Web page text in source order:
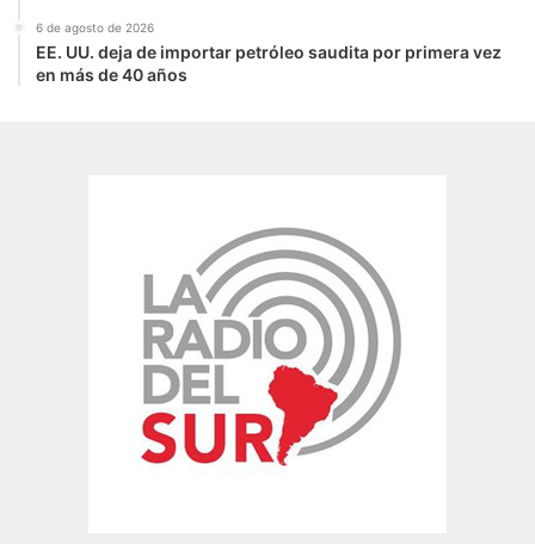
6 de agosto de 2026
EE. UU. deja de importar petróleo saudita por primera vez
en más de 40 años